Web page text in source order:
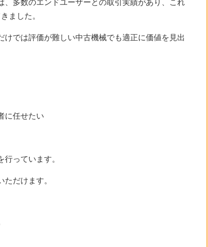
、多数のエンドユーザーとの取引実績があり、これ
ました。
けでは評価が難しい中古機械でも適正に価値を見出
に任せたい
っています。
だけます。